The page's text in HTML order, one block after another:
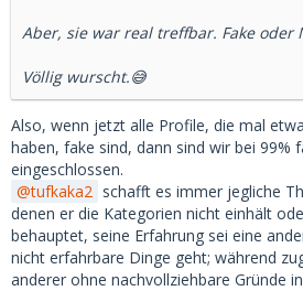
Aber, sie war real treffbar. Fake oder
Völlig wurscht.😅
Also, wenn jetzt alle Profile, die mal
haben, fake sind, dann sind wir bei 99%
eingeschlossen.
tufkaka2 schafft es immer jegliche
denen er die Kategorien nicht einhält
behauptet, seine Erfahrung sei eine
nicht erfahrbare Dinge geht; während
anderer ohne nachvollziehbare Gründe